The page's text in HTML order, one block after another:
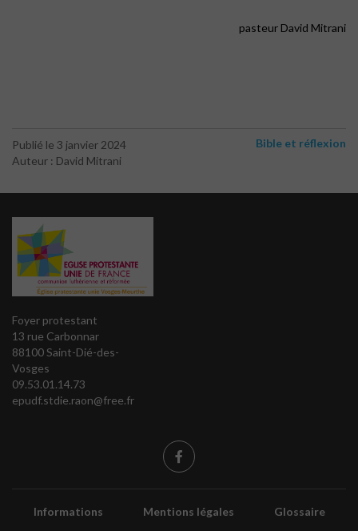
pasteur David Mitrani
Publié le 3 janvier 2024
Auteur : David Mitrani
Bible et réflexion
Foyer protestant
13 rue Carbonnar
88100 Saint-Dié-des-
Vosges
09.53.01.14.73
epudf.stdie.raon@free.fr
Informations Mentions légales Glossaire